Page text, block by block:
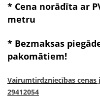
* Cena norādīta ar
metru
* Bezmaksas
pakomātiem!
Vairumtirdzniecības
29412054